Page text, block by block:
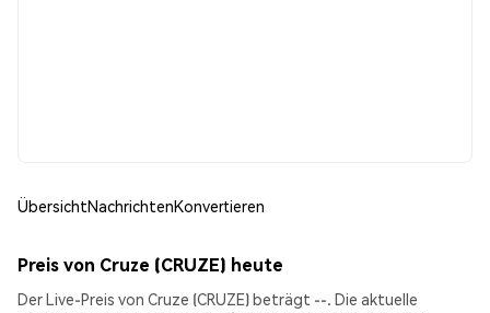
ÜbersichtNachrichtenKonvertieren
Preis von Cruze (CRUZE) heute
Der Live-Preis von Cruze (CRUZE) beträgt --. Die aktuelle